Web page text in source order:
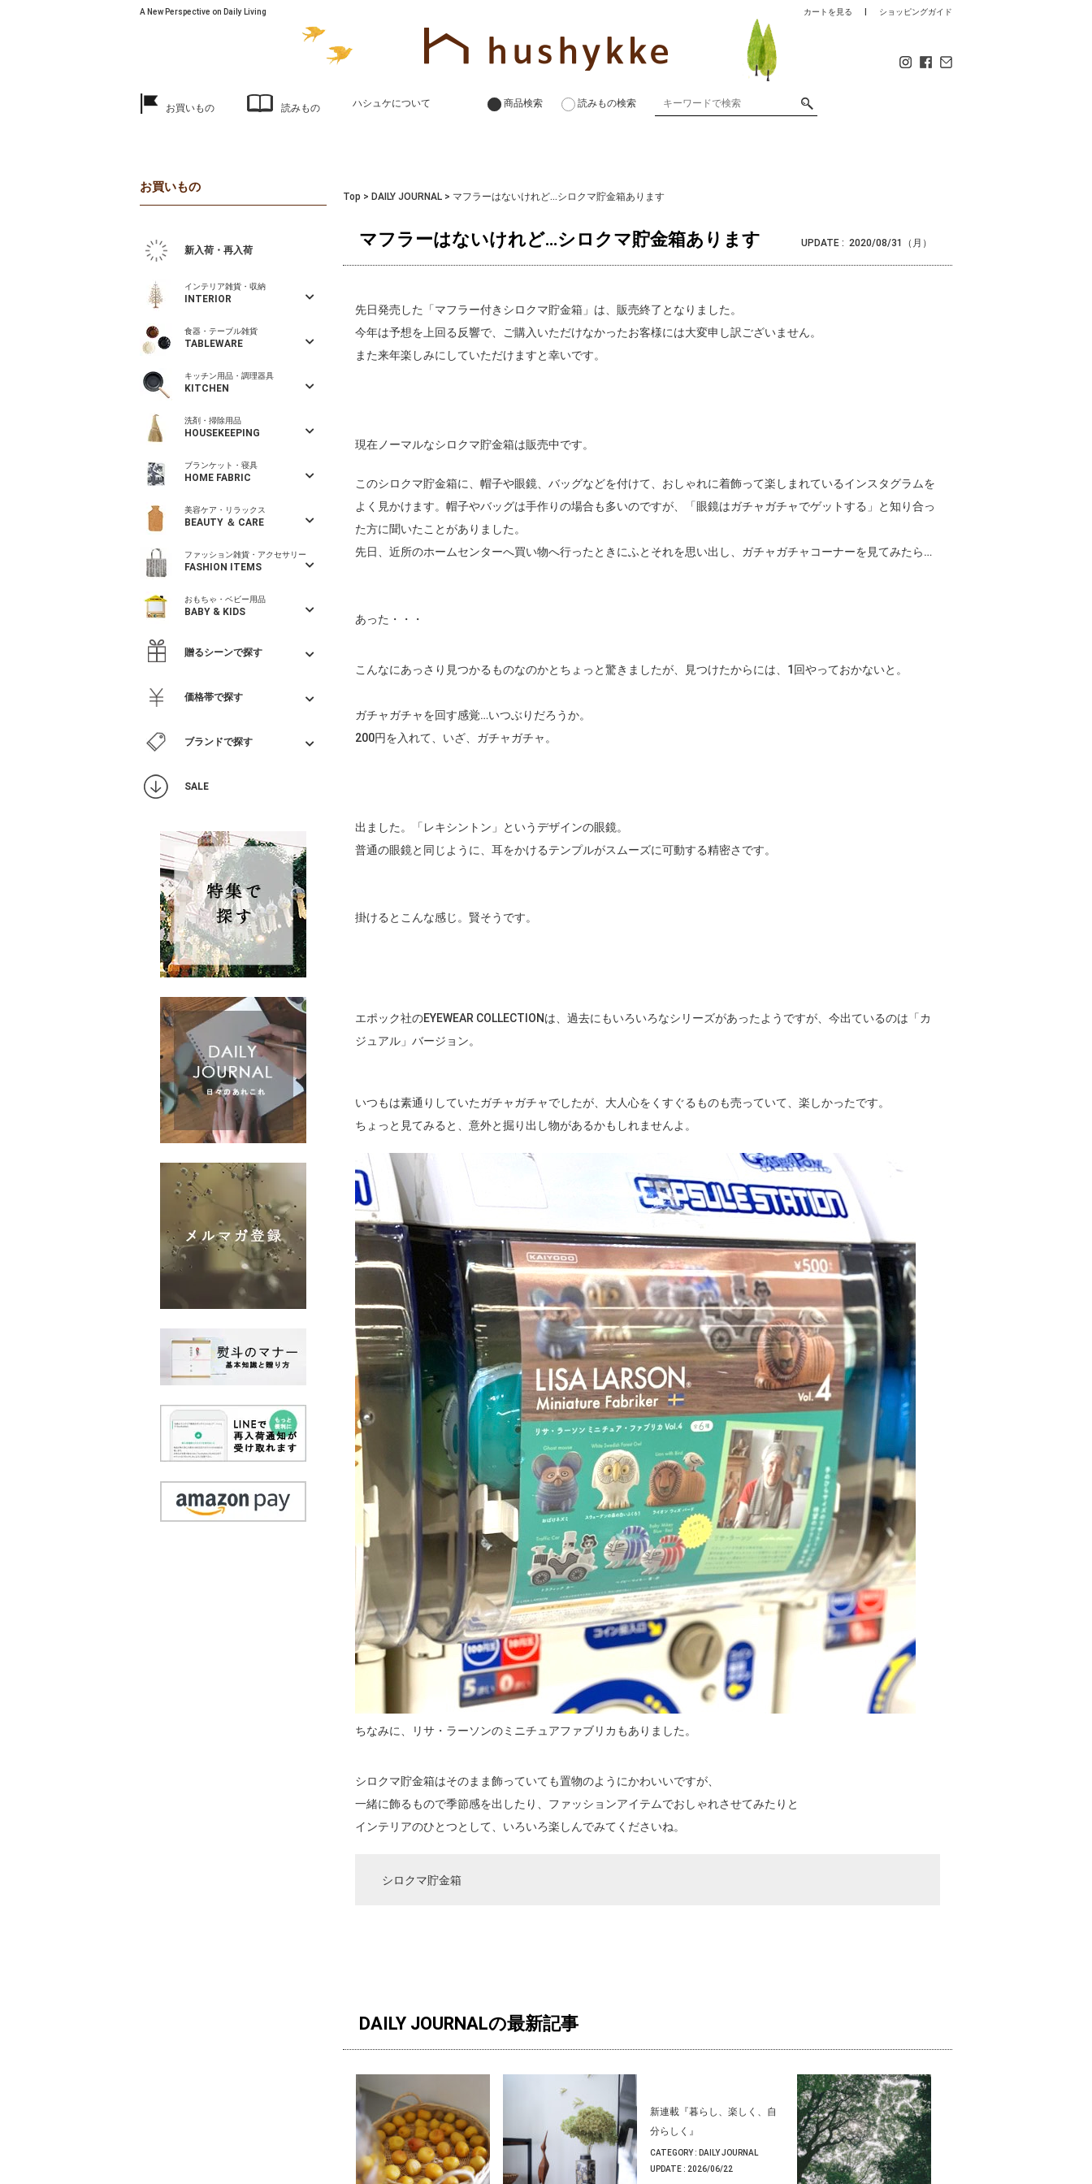
A New Perspective on Daily Living カートを見る ショッピングガイド
お買いもの 読みもの ハシュケについて 商品検索 読みもの検索
Top > DAILY JOURNAL > マフラーはないけれど…シロクマ貯金箱あります
マフラーはないけれど…シロクマ貯金箱あります UPDATE : 2020/08/31（月）
先日発売した「マフラー付きシロクマ貯金箱」は、販売終了となりました。
今年は予想を上回る反響で、ご購入いただけなかったお客様には大変申し訳ございません。
また来年楽しみにしていただけますと幸いです。
現在ノーマルなシロクマ貯金箱は販売中です。
このシロクマ貯金箱に、帽子や眼鏡、バッグなどを付けて、おしゃれに着飾って楽しまれているインスタグラムを
よく見かけます。帽子やバッグは手作りの場合も多いのですが、「眼鏡はガチャガチャでゲットする」と知り合っ
た方に聞いたことがありました。
先日、近所のホームセンターへ買い物へ行ったときにふとそれを思い出し、ガチャガチャコーナーを見てみたら…
あった・・・
こんなにあっさり見つかるものなのかとちょっと驚きましたが、見つけたからには、1回やっておかないと。
ガチャガチャを回す感覚…いつぶりだろうか。
200円を入れて、いざ、ガチャガチャ。
出ました。「レキシントン」というデザインの眼鏡。
普通の眼鏡と同じように、耳をかけるテンプルがスムーズに可動する精密さです。
掛けるとこんな感じ。賢そうです。
エポック社のEYEWEAR COLLECTIONは、過去にもいろいろなシリーズがあったようですが、今出ているのは「カ
ジュアル」バージョン。
いつもは素通りしていたガチャガチャでしたが、大人心をくすぐるものも売っていて、楽しかったです。
ちょっと見てみると、意外と掘り出し物があるかもしれませんよ。
ちなみに、リサ・ラーソンのミニチュアファブリカもありました。
シロクマ貯金箱はそのまま飾っていても置物のようにかわいいですが、
一緒に飾るもので季節感を出したり、ファッションアイテムでおしゃれさせてみたりと
インテリアのひとつとして、いろいろ楽しんでみてくださいね。
シロクマ貯金箱
DAILY JOURNALの最新記事
新連載『暮らし、楽しく、自
分らしく』
CATEGORY : DAILY JOURNAL
UPDATE : 2026/06/22
お買いもの
新入荷・再入荷
インテリア雑貨・収納
INTERIOR
食器・テーブル雑貨
TABLEWARE
キッチン用品・調理器具
KITCHEN
洗剤・掃除用品
HOUSEKEEPING
ブランケット・寝具
HOME FABRIC
美容ケア・リラックス
BEAUTY ＆ CARE
ファッション雑貨・アクセサリー
FASHION ITEMS
おもちゃ・ベビー用品
BABY & KIDS
贈るシーンで探す
価格帯で探す
ブランドで探す
SALE